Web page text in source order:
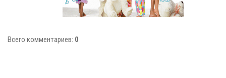
Всего комментариев: 0